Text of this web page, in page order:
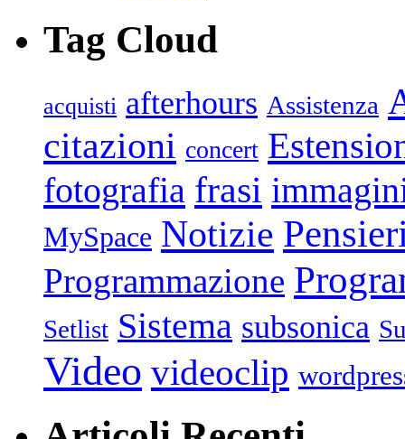
Tag Cloud
acquisti afterhours Assistenza
citazioni concert
fotografia frasi
MySpace Notizie
Programmazione
Setlist Sistema subsonica
Video videoclip